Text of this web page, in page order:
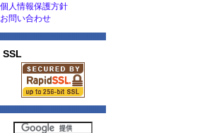
個人情報保護方針
お問い合わせ
SSL